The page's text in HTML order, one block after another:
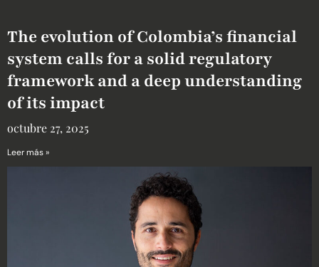
The evolution of Colombia’s financial
system calls for a solid regulatory
framework and a deep understanding
of its impact
octubre 27, 2025
Leer más »